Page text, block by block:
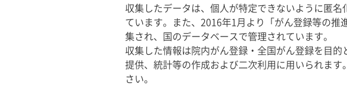
収集したデータは、個人が特定できないように匿
ています。また、2016年1月より「がん登録等の
集され、国のデータベースで管理されています。
収集した情報は院内がん登録・全国がん登録を目
提供、統計等の作成および二次利用に用いられま
さい。